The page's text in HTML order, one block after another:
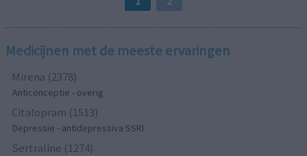
Medicijnen met de meeste ervaringen
Mirena (2378)
Anticonceptie - overig
Citalopram (1513)
Depressie - antidepressiva SSRI
Sertraline (1274)